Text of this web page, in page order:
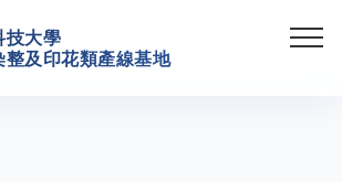
技大學
整及印花類產線基地